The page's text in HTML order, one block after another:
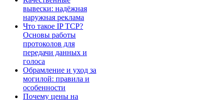
вывески: надёжная
наружная реклама
Что такое IP TCP?
Основы работы
протоколов для
передачи данных и
голоса
Обрамление и уход за
могилой: правила и
особенности
Почему цены на